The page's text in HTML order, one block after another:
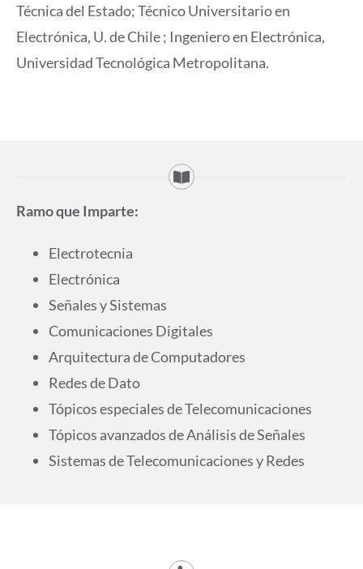
Técnica del Estado; Técnico Universitario en
Electrónica, U. de Chile ; Ingeniero en Electrónica,
Universidad Tecnológica Metropolitana.
Ramo que Imparte:
Electrotecnia
Electrónica
Señales y Sistemas
Comunicaciones Digitales
Arquitectura de Computadores
Redes de Dato
Tópicos especiales de Telecomunicaciones
Tópicos avanzados de Análisis de Señales
Sistemas de Telecomunicaciones y Redes